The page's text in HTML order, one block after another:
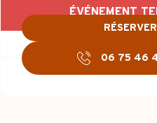
ÉVÉNEMENT
RÉSERVER
06 75 46